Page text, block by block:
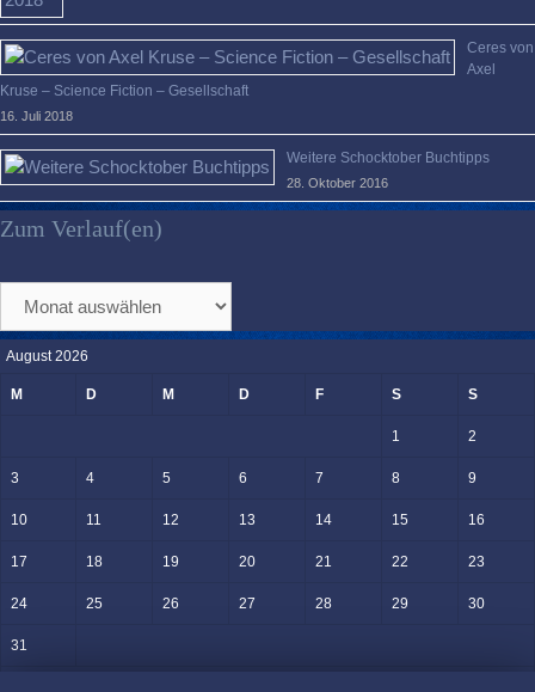
Ceres von
Axel
Kruse – Science Fiction – Gesellschaft
16. Juli 2018
Weitere Schocktober Buchtipps
28. Oktober 2016
Zum Verlauf(en)
Verlauf(en)
August 2026
M D M D F S S
1 2
3 4 5 6 7 8 9
10 11 12 13 14 15 16
17 18 19 20 21 22 23
24 25 26 27 28 29 30
31